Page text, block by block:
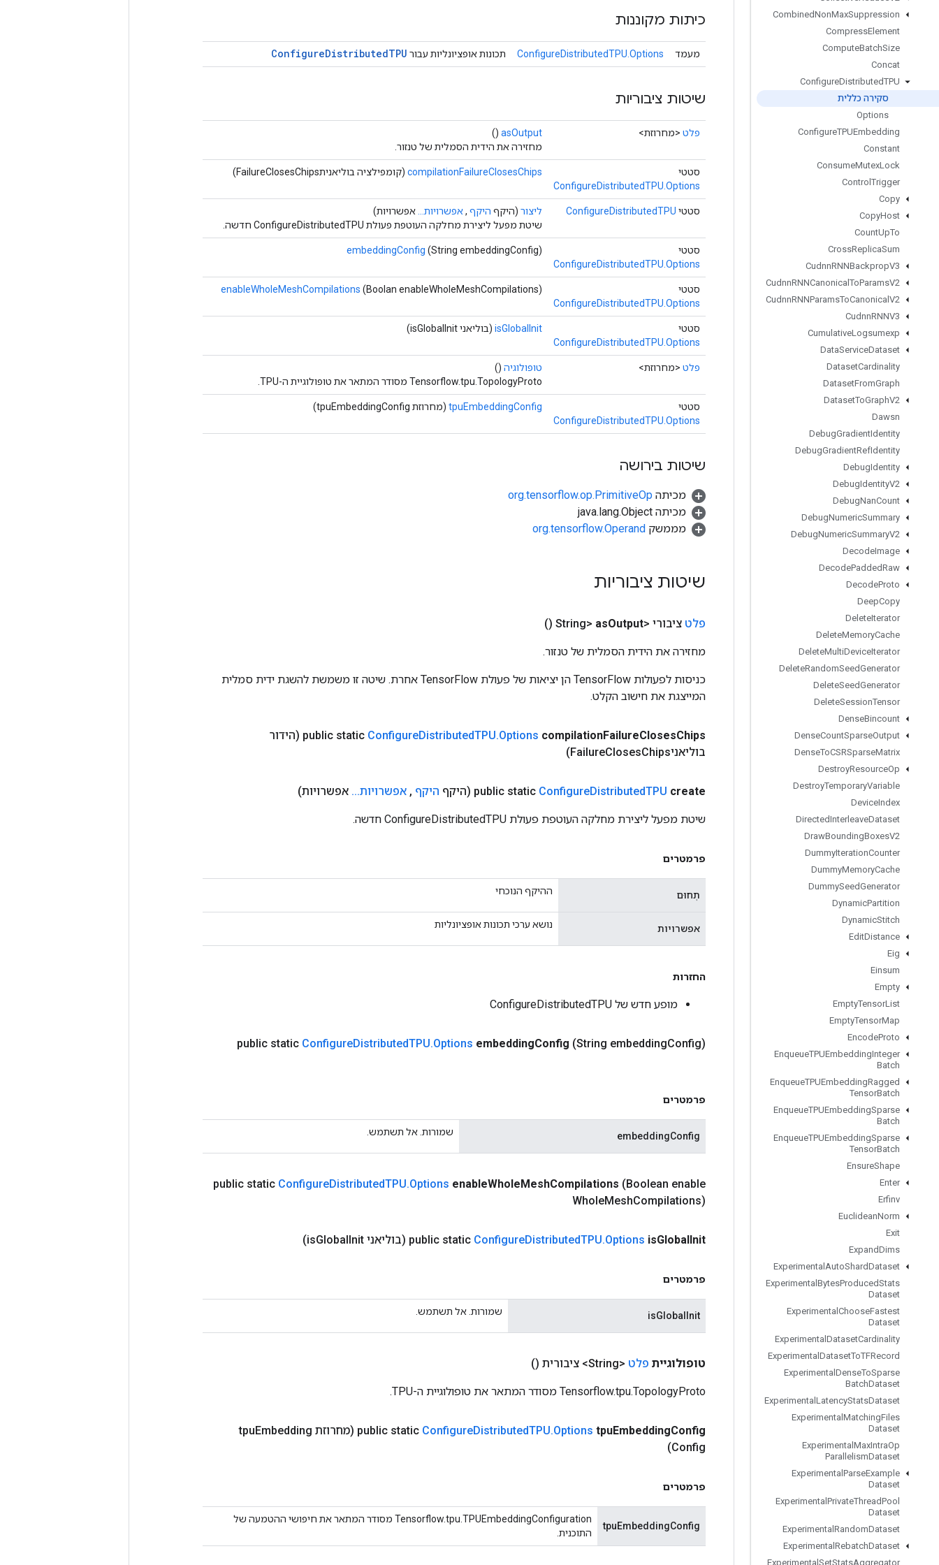
CombinedNonMaxSuppression
CompressElement
ComputeBatchSize
Concat
ConfigureDistributedTPU
סקירה כללית
Options
ConfigureTPUEmbedding
Constant
ConsumeMutexLock
Control Trigger
Copy
CopyHost
CountUpTo
CrossReplicaSum
CudnnRNNBackpropV3
CudnnRNNCanonical ToParamsV2
CudnnRNNParamsToCanonical V2
CudnnRNNV3
CumulativeLogsumexp
DataServiceDataset
DatasetCardinality
DatasetFromGraph
DatasetToGraphV2
Dawsn
DebugGradientIdentity
DebugGradientRefIdentity
DebugIdentity
DebugIdentityV2
DebugNanCount
DebugNumericSummary
DebugNumericSummaryV2
DecodeImage
DecodePaddedRaw
DecodeProto
DeepCopy
DeleteIterator
DeleteMemoryCache
DeleteMultiDeviceIterator
DeleteRandomSeedGenerator
DeleteSeedGenerator
DeleteSessionTensor
DenseBincount
DenseCountSparseOutput
DenseToCSRSparseMatrix
DestroyResourceOp
DestroyTemporaryVariable
DeviceIndex
DirectedInterleaveDataset
DrawBoundingBoxesV2
DummyIterationCounter
DummyMemoryCache
DummySeedGenerator
DynamicPartition
DynamicStitch
EditDistance
Eig
Einsum
Empty
EmptyTensorList
EmptyTensorMap
EncodeProto
EnqueueTPUEmbeddingInteger
Batch
EnqueueTPUEmbeddingRagged
TensorBatch
EnqueueTPUEmbeddingSparse
Batch
EnqueueTPUEmbeddingSparse
TensorBatch
EnsureShape
Enter
Erfinv
EuclideanNorm
Exit
ExpandDims
Experimental AutoShardDataset
Experimental BytesProducedStats
Dataset
Experimental ChooseFastest
Dataset
Experimental DatasetCardinality
Experimental DatasetToTFRecord
Experimental DenseToSparse
BatchDataset
Experimental LatencyStatsDataset
Experimental MatchingFiles
Dataset
Experimental MaxIntraOp
ParallelismDataset
Experimental ParseExample
Dataset
Experimental PrivateThreadPool
Dataset
Experimental RandomDataset
Experimental RebatchDataset
Experimental SetStatsAggregator
כיתות מקוננות
מעמד ConfigureDistributedTPU.Options תכונות אופציונליות עבור ConfigureDistributedTPU
שיטות ציבוריות
פלט <מחרוזת> asOutput
()
מחזירה את הידית הסמלית של טנזור.
סטטי
ConfigureDistributedTPU.Options
compilationFailureClosesChips (קומפילציה בוליאניתFailureClosesChips)
סטטי ConfigureDistributedTPU ליצור (היקף היקף ,אפשרויות...
אפשרויות)
שיטת מפעל ליצירת מחלקה העוטפת פעולת ConfigureDistributedTPU חדשה.
סטטי
ConfigureDistributedTPU.Options
embeddingConfig (String embeddingConfig)
סטטי
ConfigureDistributedTPU.Options
enableWholeMeshCompilations (Boolan enableWholeMeshCompilations)
סטטי
ConfigureDistributedTPU.Options
isGlobalInit (בוליאני isGlobalInit)
פלט <מחרוזת> טופולוגיה ()
Tensorflow.tpu.TopologyProto מסודר המתאר את טופולוגיית ה-TPU.
סטטי
ConfigureDistributedTPU.Options
tpuEmbeddingConfig (מחרוזת tpuEmbeddingConfig)
שיטות בירושה
מכיתה org.tensorflow.op.PrimitiveOp
מכיתה java.lang.Object
מממשק org.tensorflow.Operand
שיטות ציבוריות
פלט ציבורי <String> asOutput
()
מחזירה את הידית הסמלית של טנזור.
כניסות לפעולות TensorFlow הן יציאות של פעולת TensorFlow אחרת. שיטה זו משמשת להשגת ידית סמלית
המייצגת את חישוב הקלט.
public static ConfigureDistributedTPU.Options compilationFailureClosesChips
(הידור
בוליאניFailure
ClosesChips)
public static ConfigureDistributedTPU create (היקף היקף , אפשרויות.
.
. אפשרויות)
שיטת מפעל ליצירת מחלקה העוטפת פעולת ConfigureDistributedTPU חדשה.
פרמטרים
תְחוּם ההיקף הנוכחי
אפשרויות נושא ערכי תכונות אופציונליות
החזרות
מופע חדש של ConfigureDistributedTPU
public static ConfigureDistributedTPU.Options embeddingConfig (String embeddingConfig)
פרמטרים
embeddingConfig שמורות. אל תשתמש.
public static ConfigureDistributedTPU.Options enableWholeMeshCompilations (Boolean enable
WholeMeshCompilations)
public static ConfigureDistributedTPU.Options isGlobalInit (בוליאני is GlobalInit)
פרמטרים
isGlobalInit שמורות. אל תשתמש.
טופולוגיית פלט <String> ציבורית ()
Tensorflow.tpu.TopologyProto מסודר המתאר את טופולוגיית ה-TPU.
public static ConfigureDistributedTPU.Options tpuEmbeddingConfig (מחרוזת tpu Embedding
Config)
פרמטרים
tpuEmbeddingConfig
Tensorflow.tpu.TPUEmbeddingConfiguration מסודר המתאר את חיפושי ההטמעה של
התוכנית.